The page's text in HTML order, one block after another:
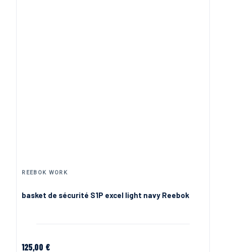
REEBOK WORK
basket de sécurité S1P excel light navy Reebok
125,00 €